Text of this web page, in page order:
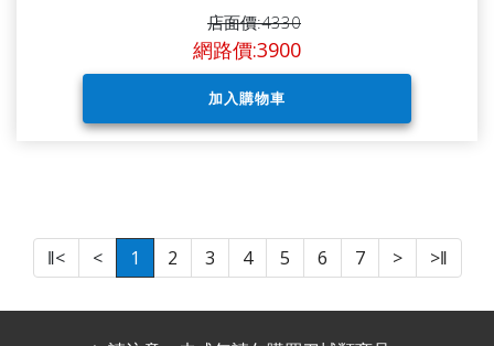
店面價:4330
網路價:3900
‖< < 1 2 3 4 5 6 7 > >‖